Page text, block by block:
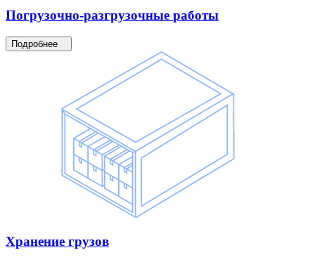
Погрузочно-разгрузочные работы
Подробнее
Хранение грузов